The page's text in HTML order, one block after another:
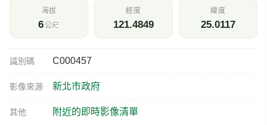
海拔
6公尺
經度
121.4849
緯度
25.0117
識別碼 C000457
影像來源 新北市政府
其他 附近的即時影像清單